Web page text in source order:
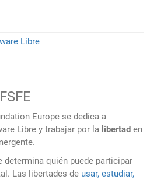
Libre
Europe se dedica a
Libre y trabajar por la libertad en
determina quién puede participar
Las libertades de usar, estudiar,